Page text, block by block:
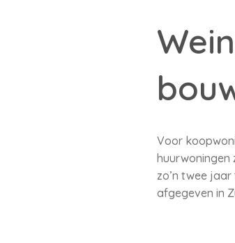
Voor
huurwoningen
zo’n twee
afgegeven in